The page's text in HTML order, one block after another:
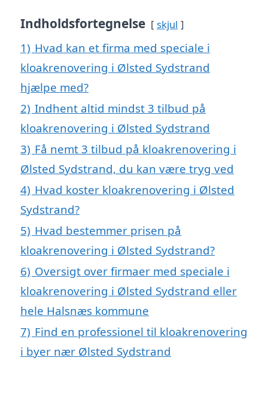
Indholdsfortegnelse skjul
1) Hvad kan et firma med speciale i
kloakrenovering i Ølsted Sydstrand
hjælpe med?
2) Indhent altid mindst 3 tilbud på
kloakrenovering i Ølsted Sydstrand
3) Få nemt 3 tilbud på kloakrenovering i
Ølsted Sydstrand, du kan være tryg ved
4) Hvad koster kloakrenovering i Ølsted
Sydstrand?
5) Hvad bestemmer prisen på
kloakrenovering i Ølsted Sydstrand?
6) Oversigt over firmaer med speciale i
kloakrenovering i Ølsted Sydstrand eller
hele Halsnæs kommune
7) Find en professionel til kloakrenovering
i byer nær Ølsted Sydstrand